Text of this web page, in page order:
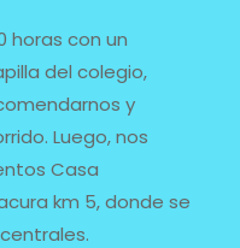
horas con un
del colegio,
y
Luego, nos
Casa
km 5, donde se